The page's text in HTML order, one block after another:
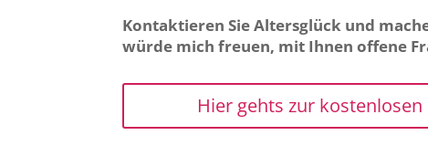
Kontaktieren Sie Altersglück und
würde mich freuen, mit Ihnen offene
Hier gehts zur kostenlosen